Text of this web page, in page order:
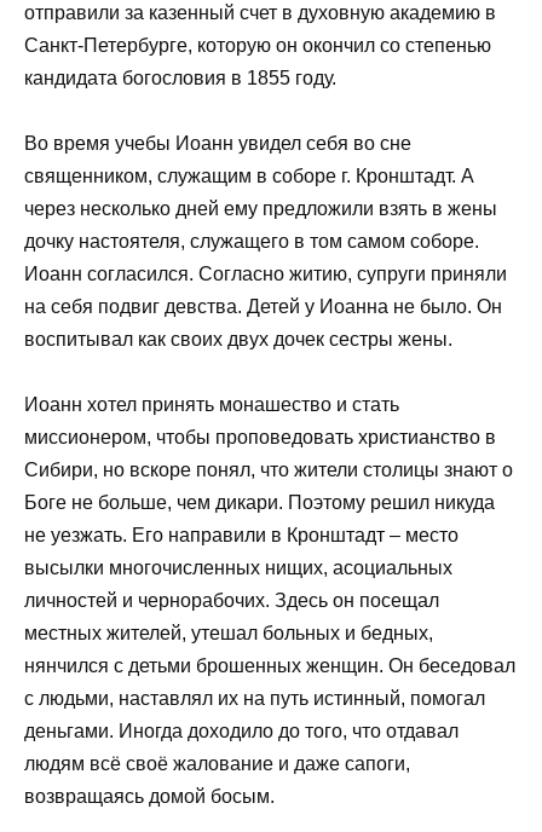
отправили за казенный счет в духовную академию в
Санкт-Петербурге, которую он окончил со степенью
кандидата богословия в 1855 году.
Во время учебы Иоанн увидел себя во сне
священником, служащим в соборе г. Кронштадт. А
через несколько дней ему предложили взять в жены
дочку настоятеля, служащего в том самом соборе.
Иоанн согласился. Согласно житию, супруги приняли
на себя подвиг девства. Детей у Иоанна не было. Он
воспитывал как своих двух дочек сестры жены.
Иоанн хотел принять монашество и стать
миссионером, чтобы проповедовать христианство в
Сибири, но вскоре понял, что жители столицы знают о
Боге не больше, чем дикари. Поэтому решил никуда
не уезжать. Его направили в Кронштадт – место
высылки многочисленных нищих, асоциальных
личностей и чернорабочих. Здесь он посещал
местных жителей, утешал больных и бедных,
нянчился с детьми брошенных женщин. Он беседовал
с людьми, наставлял их на путь истинный, помогал
деньгами. Иногда доходило до того, что отдавал
людям всё своё жалование и даже сапоги,
возвращаясь домой босым.